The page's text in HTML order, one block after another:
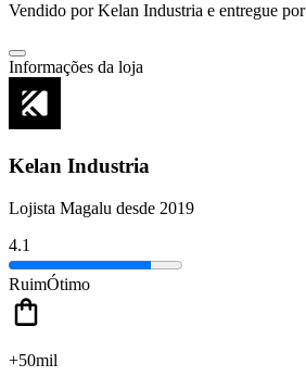
Vendido porKelan Industria e entregue por
Informações da loja
Kelan Industria
Lojista Magalu desde 2019
4.1
RuimÓtimo
+50mil